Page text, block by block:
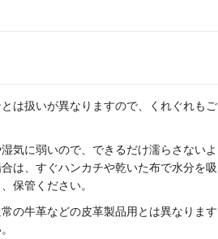
は扱いが異なりますので、くれぐれもご
気に弱いので、できるだけ濡らさないよ
は、すぐハンカチや乾いた布で水分を吸
保管ください。
の牛革などの皮革製品用とは異なります